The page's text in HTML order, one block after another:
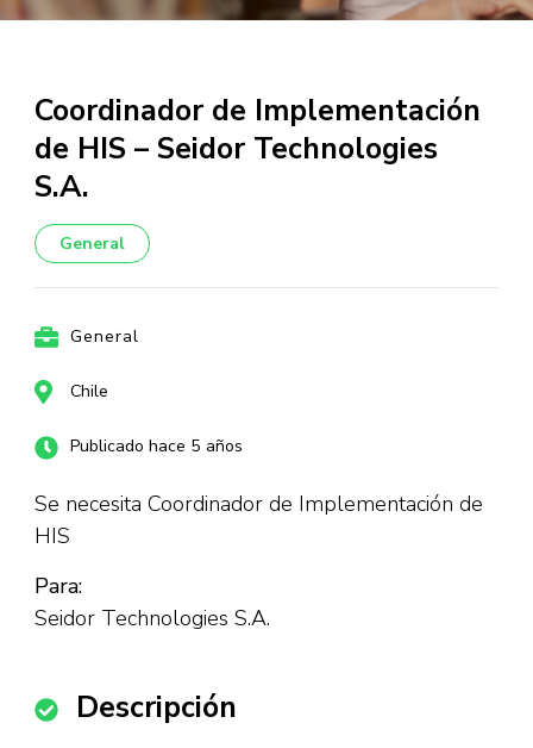
Coordinador de Implementación
de HIS – Seidor Technologies
S.A.
General
General
Chile
Publicado hace 5 años
Se necesita Coordinador de Implementación de
HIS
Para:
Seidor Technologies S.A.
Descripción